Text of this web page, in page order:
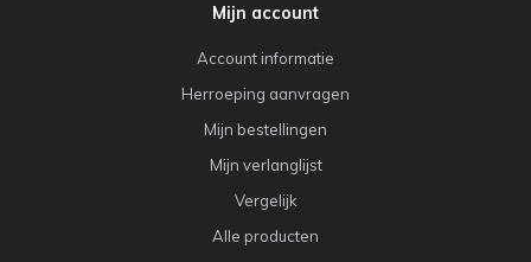
Mijn account
Account informatie
Herroeping aanvragen
Mijn bestellingen
Mijn verlanglijst
Vergelijk
Alle producten